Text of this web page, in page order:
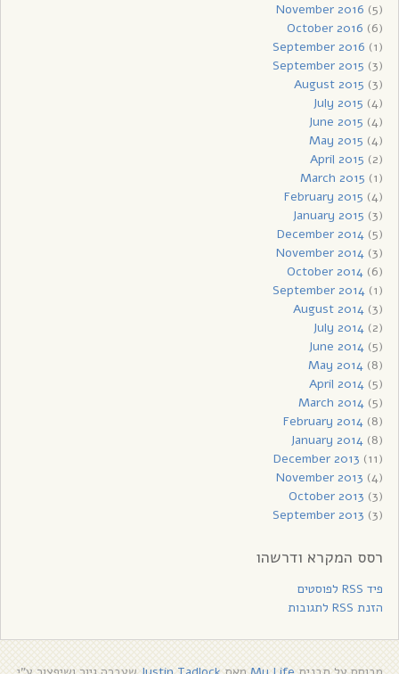
November 2016 (5)
October 2016 (6)
September 2016 (1)
September 2015 (3)
August 2015 (3)
July 2015 (4)
June 2015 (4)
May 2015 (4)
April 2015 (2)
March 2015 (1)
February 2015 (4)
January 2015 (3)
December 2014(5)
November 2014(3)
October 2014(6)
September 2014(1)
August 2014(3)
July 2014(2)
June 2014(5)
May 2014(8)
April 2014(5)
March 2014(5)
February 2014(8)
January 2014(8)
December 2013 (11)
November 2013 (4)
October 2013 (3)
September 2013 (3)
רסס המקרא ודרשהו
פיד RSS לפוסטים
הזנת RSS לתגובות